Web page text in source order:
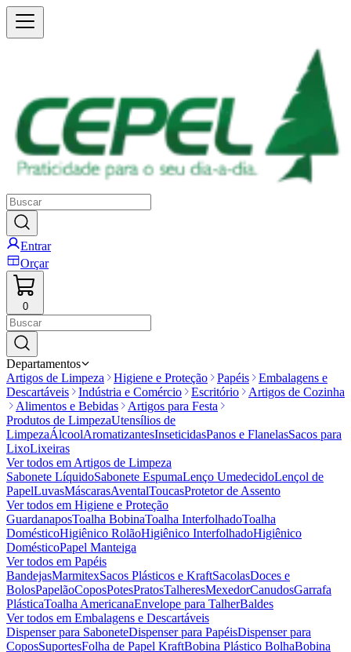
Entrar
Orçar
0
Departamentos
Artigos de Limpeza
Higiene e Proteção Papéis
Embalagens e
Descartáveis
Indústria e Comércio Escritório
Artigos de Cozinha
Alimentos e Bebidas
Artigos para Festa
Produtos de LimpezaUtensílios de
LimpezaÁlcoolAromatizantesInseticidasPanos e FlanelasSacos para
LixoLixeiras
Ver todos em Artigos de Limpeza
Sabonete LíquidoSabonete EspumaLenço UmedecidoLençol de
PapelLuvasMáscarasAventalToucasProtetor de Assento
Ver todos em Higiene e Proteção
GuardanaposToalha BobinaToalha InterfolhadoToalha
DomésticoHigiênico RolãoHigiênico InterfolhadoHigiênico
DomésticoPapel Manteiga
Ver todos em Papéis
BandejasMarmitexSacos Plásticos e KraftSacolasDoces e
BolosPapelãoCoposPotesPratosTalheresMexedorCanudosGarrafa
PlásticaToalha AmericanaEnvelope para TalherBaldes
Ver todos em Embalagens e Descartáveis
Dispenser para SaboneteDispenser para PapéisDispenser para
CoposSuportesFolha de Papel KraftBobina Plástico BolhaBobina